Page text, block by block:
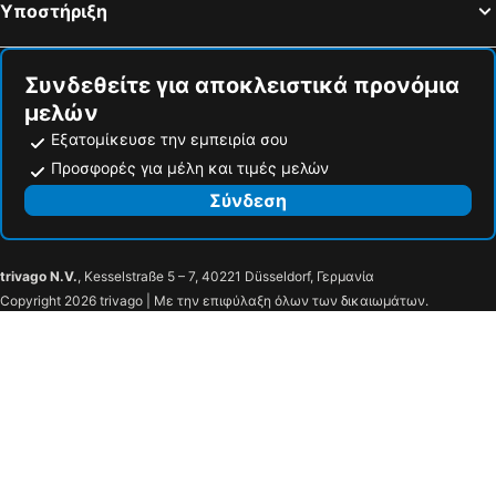
Υποστήριξη
Συνδεθείτε για αποκλειστικά προνόμια
μελών
Εξατομίκευσε την εμπειρία σου
Προσφορές για μέλη και τιμές μελών
Σύνδεση
trivago N.V., Kesselstraße 5 – 7, 40221 Düsseldorf, Γερμανία
Copyright 2026 trivago | Με την επιφύλαξη όλων των δικαιωμάτων.